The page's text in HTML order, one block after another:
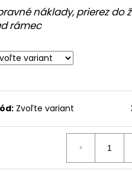
náklady, prierez do
rámec
Zvoľte variant